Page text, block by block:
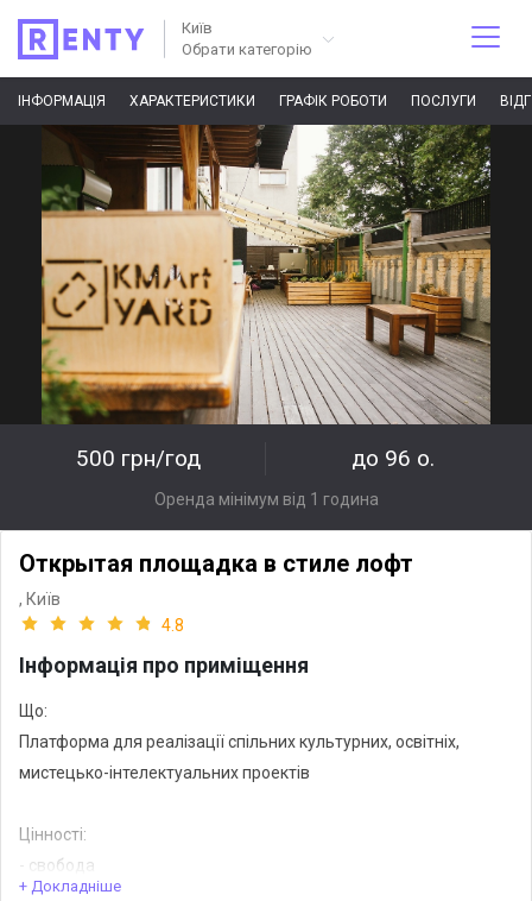
Київ
Обрати категорію
ІНФОРМАЦІЯ ХАРАКТЕРИСТИКИ ГРАФІК РОБОТИ ПОСЛУГИ
500 грн/год до 96 о.
Оренда мінімум від 1 година
Открытая площадка в стиле лофт
, Київ
4.8
Інформація про приміщення
Що:
Платформа для реалізації спільних культурних, освітніх,
мистецько-інтелектуальних проектів
Цінності:
- свобода
- відповідальність
+ Докладніше